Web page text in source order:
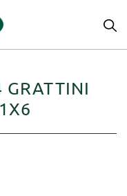
GRATTINI